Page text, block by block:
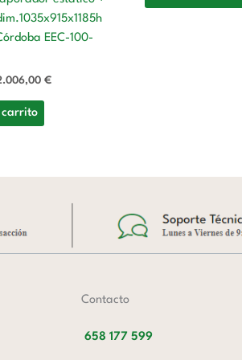
EEC-100-
€
Contacto
658 177 599